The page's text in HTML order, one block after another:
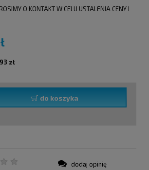
O KONTAKT W CELU USTALENIA CENY I
zł
do koszyka
dodaj opinię